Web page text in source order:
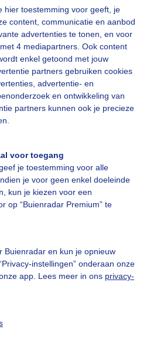
hier toestemming voor geeft, je
content, communicatie en aanbod
advertenties te tonen, en voor
4 mediapartners. Ook content
enkel getoond met jouw
partners gebruiken cookies
advertentie- en
en ontwikkeling van
partners kunnen ook je precieze
voor toegang
je toestemming voor alle
je voor geen enkel doeleinde
kun je kiezen voor een
op “Buienradar Premium” te
Buienradar en kun je opnieuw
instellingen” onderaan onze
app. Lees meer in ons privacy-